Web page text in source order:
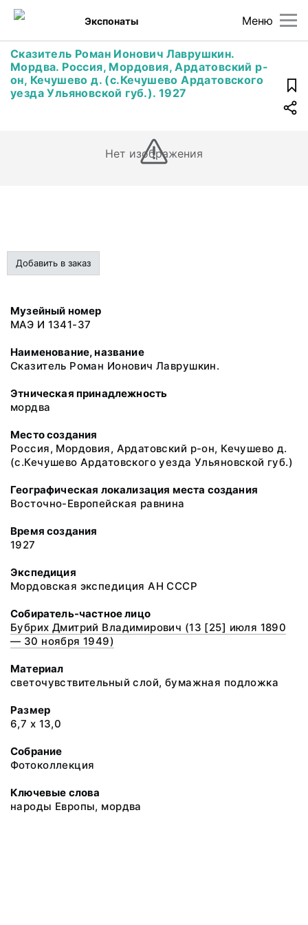
Меню
Экспонаты
Сказитель Роман Ионович Лаврушкин.
Мордва. Россия, Мордовия, Ардатовский р-
он, Кечушево д. (с.Кечушево Ардатовского
уезда Ульяновской губ.). 1927
Нет изображения
Добавить в заказ
Музейный номер
МАЭ И 1341-37
Наименование, название
Сказитель Роман Ионович Лаврушкин.
Этническая принадлежность
мордва
Место создания
Россия, Мордовия, Ардатовский р-он, Кечушево д.
(с.Кечушево Ардатовского уезда Ульяновской губ.)
Географическая локализация места создания
Восточно-Европейская равнина
Время создания
1927
Экспедиция
Мордовская экспедиция АН СССР
Собиратель-частное лицо
Бубрих Дмитрий Владимирович (13 [25] июля 1890
— 30 ноября 1949)
Материал
светочувствительный слой, бумажная подложка
Размер
6,7 х 13,0
Собрание
Фотоколлекция
Ключевые слова
народы Европы, мордва